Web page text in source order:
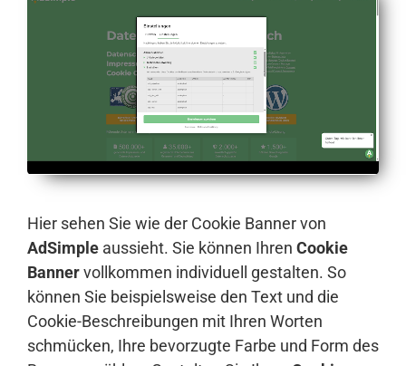
Hier sehen Sie wie der Cookie Banner von
AdSimple aussieht. Sie können Ihren Cookie
Bannervollkommen individuell gestalten. So
können Sie beispielsweise den Text und die
Cookie-Beschreibungen mit Ihren Worten
schmücken, Ihre bevorzugte Farbe und Form des